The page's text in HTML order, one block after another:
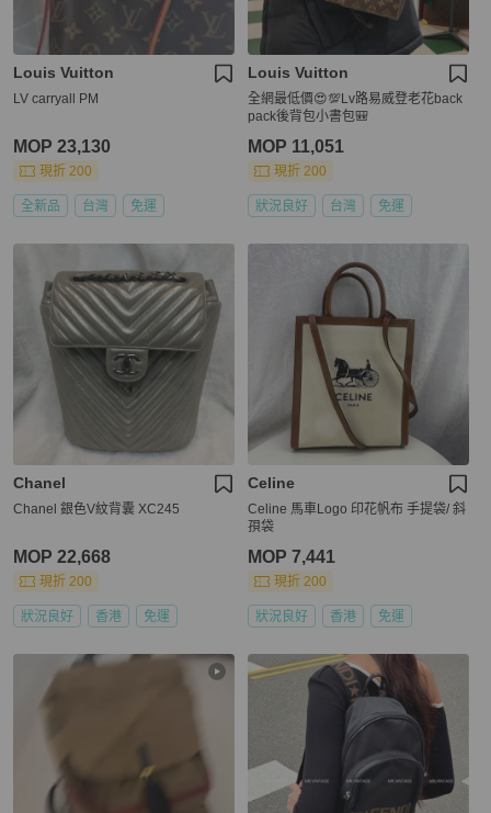
Louis Vuitton
LV carryall PM
MOP 23,130
現折 200
全新品 台灣 免運
Louis Vuitton
全網最低價😍💯Lv路易威登老花back
pack後背包小書包🎒
MOP 11,051
現折 200
狀況良好 台灣 免運
Chanel
Chanel 銀色V紋背囊 XC245
MOP 22,668
現折 200
狀況良好 香港 免運
Celine
Celine 馬車Logo 印花帆布 手提袋/ 斜
孭袋
MOP 7,441
現折 200
狀況良好 香港 免運